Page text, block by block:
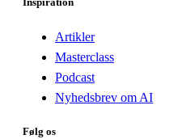
Artikler
Masterclass
Podcast
Nyhedsbrev om AI
Følg os